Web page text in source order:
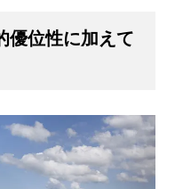
優位性に加えて